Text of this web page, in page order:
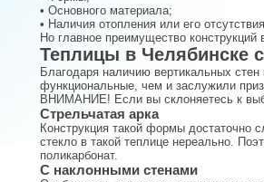
• Основного материала;
• Наличия отопления или его
Но главное преимущество
Теплицы в Челябинске
Благодаря наличию вертикальных
функциональные, чем и заслужили
ВНИМАНИЕ! Если вы склоняетесь к
Стрельчатая арка
Конструкция такой формы достаточно
стекло в такой теплице нереально.
поликарбонат.
С наклонными стенами